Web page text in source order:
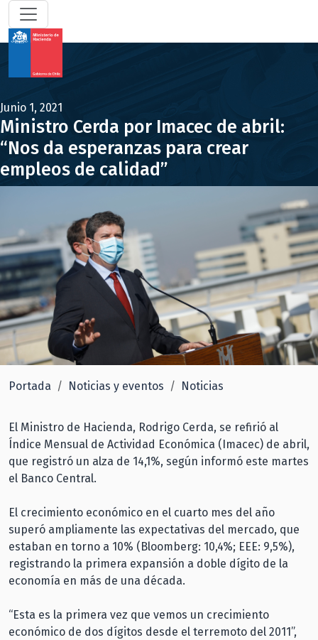
Junio 1, 2021
Ministro Cerda por Imacec de abril:
“Nos da esperanzas para crear
empleos de calidad”
Portada Noticias y eventos Noticias
El Ministro de Hacienda, Rodrigo Cerda, se refirió al
Índice Mensual de Actividad Económica (Imacec) de abril,
que registró un alza de 14,1%, según informó este martes
el Banco Central.
El crecimiento económico en el cuarto mes del año
superó ampliamente las expectativas del mercado, que
estaban en torno a 10% (Bloomberg: 10,4%; EEE: 9,5%),
registrando la primera expansión a doble dígito de la
economía en más de una década.
“Esta es la primera vez que vemos un crecimiento
económico de dos dígitos desde el terremoto del 2011”,